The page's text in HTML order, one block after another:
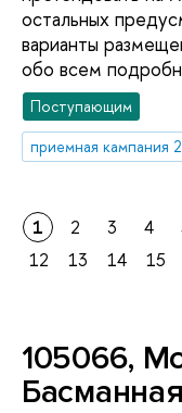
остальных
варианты
обо всем
Поступающим
приемная кампания
1 2 3 4
12
13 14 15
105066,